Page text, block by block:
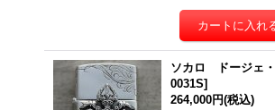
ソカロ ドージェ
0031S]
264,000円(税込)